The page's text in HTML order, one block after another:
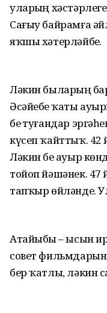
уларҙың
Сағыу байрамға
яҡшы хәтерләйбеҙ.
Ләкин быларҙың
Әсәйебеҙ ҡаты
беҙ туғандар
күсеп ҡайттыҡ. 42
Ләкин беҙ ауыр
тойоп йәшәнек. 47
тапҡыр өйләнде.
Атайыбыҙ – ысын
совет
бер ҡатлы, ләкин